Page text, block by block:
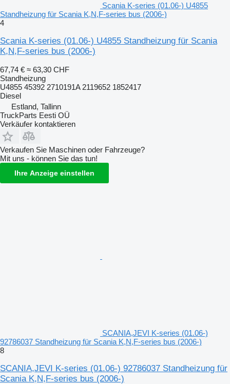
Scania K-series (01.06-) U4855
Standheizung für Scania K,N,F-series bus (2006-)
4
Scania K-series (01.06-) U4855 Standheizung für Scania
K,N,F-series bus (2006-)
67,74 € ≈ 63,30 CHF
Standheizung
U4855 45392 2710191A 2119652 1852417
Diesel
Estland, Tallinn
TruckParts Eesti OÜ
Verkäufer kontaktieren
Verkaufen Sie Maschinen oder Fahrzeuge?
Mit uns - können Sie das tun!
Ihre Anzeige einstellen
SCANIA,JEVI K-series (01.06-)
92786037 Standheizung für Scania K,N,F-series bus (2006-)
8
SCANIA,JEVI K-series (01.06-) 92786037 Standheizung für
Scania K,N,F-series bus (2006-)